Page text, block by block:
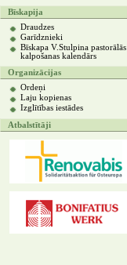
Bīskapija
Draudzes
Garīdznieki
Bīskapa V.Stulpina pastorālās
kalpošanas kalendārs
Organizācijas
Ordeņi
Laju kopienas
Izglītības iestādes
Atbalstītāji